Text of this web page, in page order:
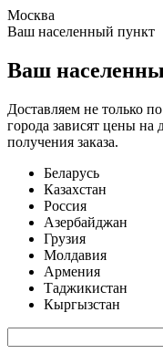
Москва
Ваш населенный пункт
Ваш
Доставляем не только
города зависят цены на
получения заказа.
Беларусь
Казахстан
Россия
Азербайджан
Грузия
Молдавия
Армения
Таджикистан
Кыргызстан